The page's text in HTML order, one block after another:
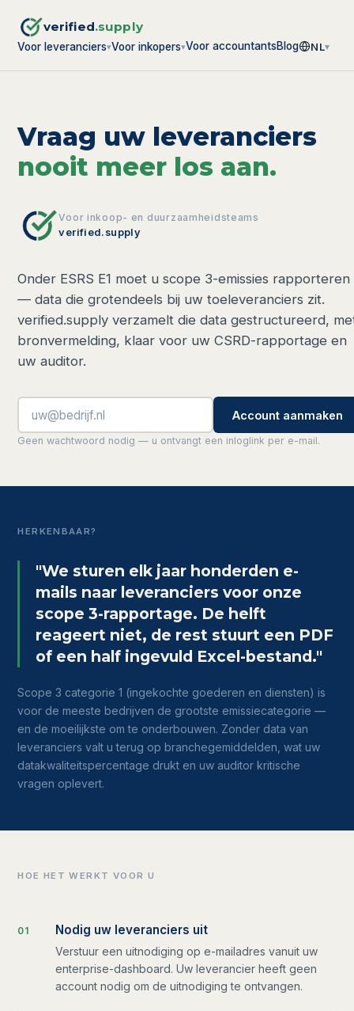
verified.supply
Voor leveranciers▾Voor inkopers▾Voor accountantsBlog NL▾
Vraag uw leveranciers
nooit meer los aan.
Voor inkoop- en duurzaamheidsteams
verified.supply
Onder ESRS E1 moet u scope 3-emissies rapporteren
— data die grotendeels bij uw toeleveranciers zit.
verified.supply verzamelt die data gestructureerd,
bronvermelding, klaar voor uw CSRD-rapportage en
uw auditor.
Account aanmaken
Geen wachtwoord nodig — u ontvangt een inloglink per e-mail.
HERKENBAAR?
"We sturen elk jaar honderden e-
mails naar leveranciers voor onze
scope 3-rapportage. De helft
reageert niet, de rest stuurt een PDF
of een half ingevuld Excel-bestand."
Scope 3 categorie 1 (ingekochte goederen en diensten) is
voor de meeste bedrijven de grootste emissiecategorie —
en de moeilijkste om te onderbouwen. Zonder data van
leveranciers valt u terug op branchegemiddelden, wat uw
datakwaliteitspercentage drukt en uw auditor kritische
vragen oplevert.
HOE HET WERKT VOOR U
01 Nodig uw leveranciers uit
Verstuur een uitnodiging op e-mailadres vanuit uw
enterprise-dashboard. Uw leverancier heeft geen
account nodig om de uitnodiging te ontvangen.